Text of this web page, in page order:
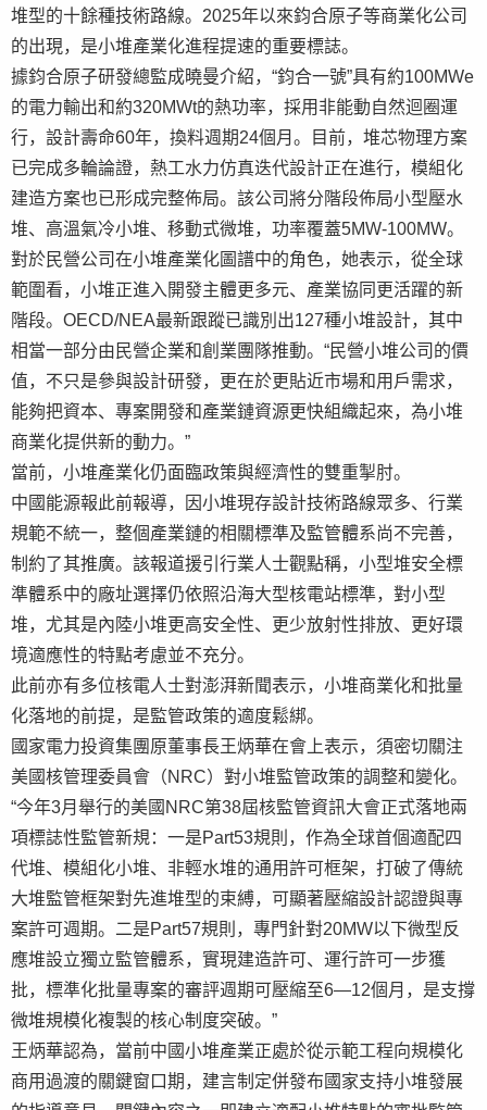
堆型的十餘種技術路線。2025年以來鈞合原子等商業化公司
的出現，是小堆產業化進程提速的重要標誌。
據鈞合原子研發總監成曉曼介紹，“鈞合一號”具有約100MWe
的電力輸出和約320MWt的熱功率，採用非能動自然迴圈運
行，設計壽命60年，換料週期24個月。目前，堆芯物理方案
已完成多輪論證，熱工水力仿真迭代設計正在進行，模組化
建造方案也已形成完整佈局。該公司將分階段佈局小型壓水
堆、高溫氣冷小堆、移動式微堆，功率覆蓋5MW-100MW。
對於民營公司在小堆產業化圖譜中的角色，她表示，從全球
範圍看，小堆正進入開發主體更多元、產業協同更活躍的新
階段。OECD/NEA最新跟蹤已識別出127種小堆設計，其中
相當一部分由民營企業和創業團隊推動。“民營小堆公司的價
值，不只是參與設計研發，更在於更貼近市場和用戶需求，
能夠把資本、專案開發和產業鏈資源更快組織起來，為小堆
商業化提供新的動力。”
當前，小堆產業化仍面臨政策與經濟性的雙重掣肘。
中國能源報此前報導，因小堆現存設計技術路線眾多、行業
規範不統一，整個產業鏈的相關標準及監管體系尚不完善，
制約了其推廣。該報道援引行業人士觀點稱，小型堆安全標
準體系中的廠址選擇仍依照沿海大型核電站標準，對小型
堆，尤其是內陸小堆更高安全性、更少放射性排放、更好環
境適應性的特點考慮並不充分。
此前亦有多位核電人士對澎湃新聞表示，小堆商業化和批量
化落地的前提，是監管政策的適度鬆綁。
國家電力投資集團原董事長王炳華在會上表示，須密切關注
美國核管理委員會（NRC）對小堆監管政策的調整和變化。
“今年3月舉行的美國NRC第38屆核監管資訊大會正式落地兩
項標誌性監管新規：一是Part53規則，作為全球首個適配四
代堆、模組化小堆、非輕水堆的通用許可框架，打破了傳統
大堆監管框架對先進堆型的束縛，可顯著壓縮設計認證與專
案許可週期。二是Part57規則，專門針對20MW以下微型反
應堆設立獨立監管體系，實現建造許可、運行許可一步獲
批，標準化批量專案的審評週期可壓縮至6—12個月，是支撐
微堆規模化複製的核心制度突破。”
王炳華認為，當前中國小堆產業正處於從示範工程向規模化
商用過渡的關鍵窗口期，建言制定併發布國家支持小堆發展